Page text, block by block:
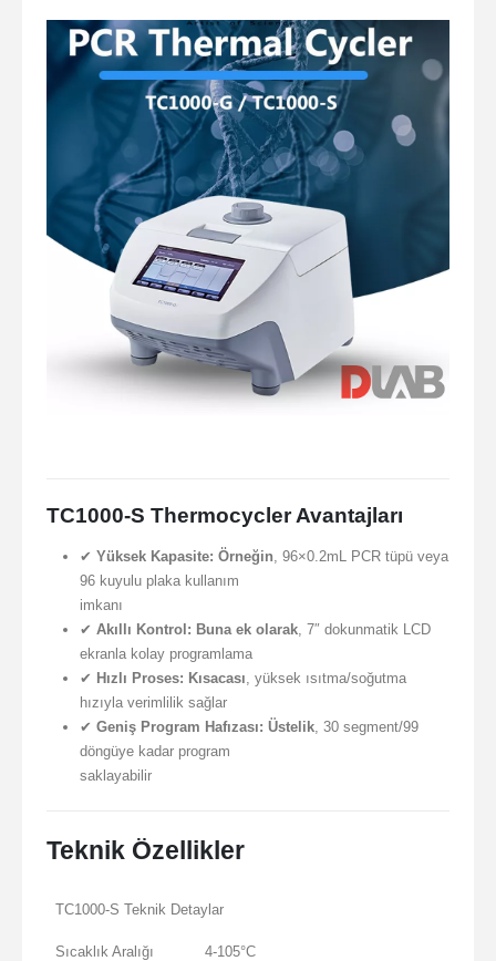
TC1000-S Thermocycler Avantajları
✔ Yüksek Kapasite: Örneğin , 96×0.2mL PCR tüpü veya
96 kuyulu plaka kullanım
imkanı
✔ Akıllı Kontrol: Buna ek olarak, 7″ dokunmatik LCD
ekranla kolay programlama
✔ Hızlı Proses: Kısacası , yüksek ısıtma/soğutma
hızıyla verimlilik sağlar
✔ Geniş Program Hafızası: Üstelik, 30 segment/99
döngüye kadar program
saklayabilir
Teknik Özellikler
TC1000-S Teknik Detaylar
Sıcaklık Aralığı 4-105°C